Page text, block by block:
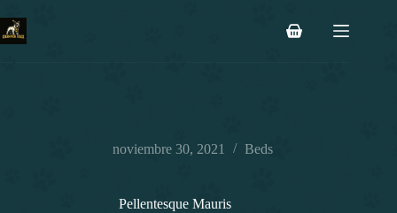
al
contenido
Carro
noviembre 30, 2021 Beds
Pellentesque Mauris